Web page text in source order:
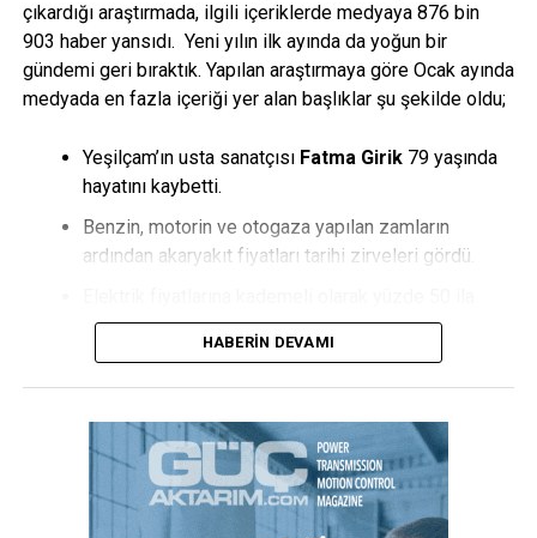
çıkardığı araştırmada, ilgili içeriklerde medyaya 876 bin
903 haber yansıdı. Yeni yılın ilk ayında da yoğun bir
gündemi geri bıraktık. Yapılan araştırmaya göre Ocak ayında
medyada en fazla içeriği yer alan başlıklar şu şekilde oldu;
Yeşilçam’ın usta sanatçısı Fatma Girik 79 yaşında
hayatını kaybetti.
Benzin, motorin ve otogaza yapılan zamların
ardından akaryakıt fiyatları tarihi zirveleri gördü.
yüzde 125 arası zam geldi; doğalgaza yapılan zam
oranı ise yüzde 25 oldu.
Galatasaray’da teknik direktörü Fatih Terim, başkan
Burak Elmas ile yaptığı görüşmenin ardından
görevinden ayrıldı.
Süper Lig ekiplerinden Konyaspor’da forma giyen
28 yaşındaki futbolcu Ahmet Çalık, Ankara’da
HABERIN DEVAMI